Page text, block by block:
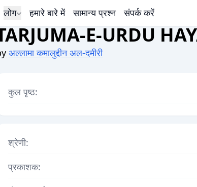
लोग हमारे बारे में सामान्य प्रश्न संपर्क करें
E-URDU
अल्लामा कमालुद्दीन अल-दमीरी
कुल पृष्ठ:
श्रेणी:
प्रकाशक: